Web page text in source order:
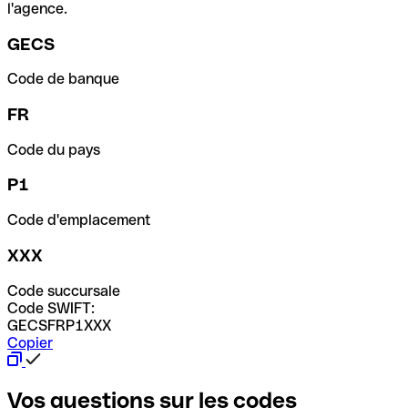
l'agence.
GECS
Code de banque
FR
Code du pays
P1
Code d'emplacement
XXX
Code succursale
Code SWIFT:
GECSFRP1XXX
Copier
Vos questions sur les codes